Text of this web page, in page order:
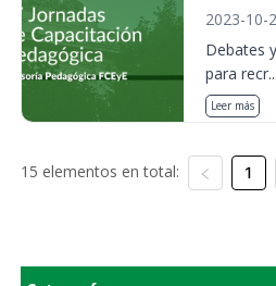
2023-10-
Debates
para recr...
Leer más
15 elementos en total: 1